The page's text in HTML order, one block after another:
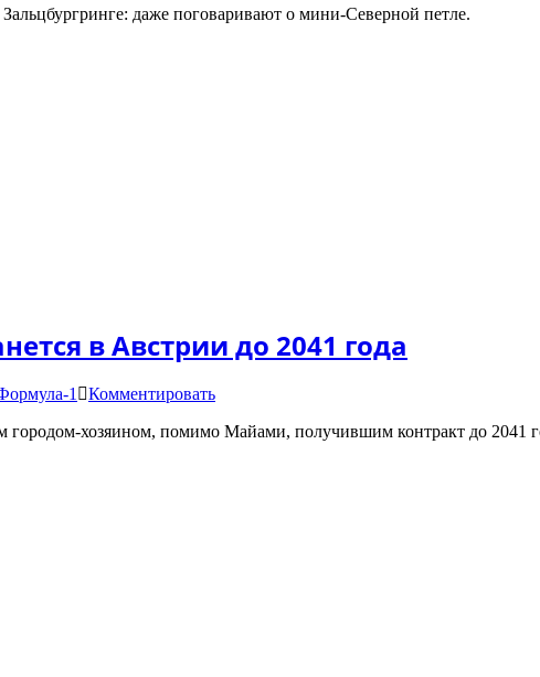
тесты
даже поговаривают о мини-Северной петле.
в Австрии до 2041 года
1 Комментироватьon
для
городом-хозяином, помимо Майами, получившим контракт до 2041